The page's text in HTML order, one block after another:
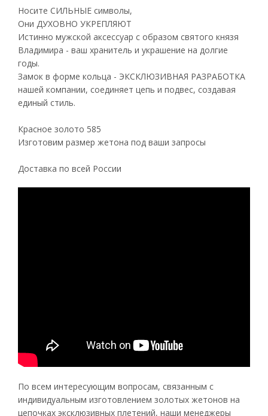
Носите СИЛЬНЫЕ символы,
Они ДУХОВНО УКРЕПЛЯЮТ
Истинно мужской аксессуар с образом святого князя
Владимира - ваш хранитель и украшение на долгие
годы.
Замок в форме кольца - ЭКСКЛЮЗИВНАЯ РАЗРАБОТКА
нашей компании, соединяет цепь и подвес, создавая
единый стиль.
Красное золото 585
Изготовим размер жетона под ваши запросы
Доставка по всей России
По всем интересующим вопросам, связанным с
индивидуальным изготовлением золотых жетонов на
цепочках эксклюзивных плетений, наши менеджеры